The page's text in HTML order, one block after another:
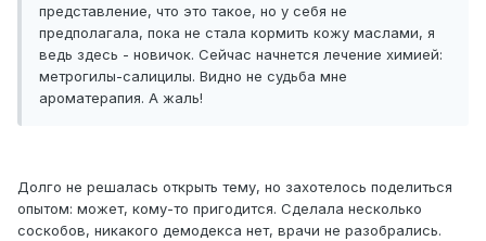
представление, что это такое, но у себя не
предполагала, пока не стала кормить кожу маслами, я
ведь здесь - новичок. Сейчас начнется лечение химией:
метрогилы-салицилы. Видно не судьба мне
ароматерапия. А жаль!
Долго не решалась открыть тему, но захотелось поделиться
опытом: может, кому-то пригодится. Сделала несколько
соскобов, никакого демодекса нет, врачи не разобрались.